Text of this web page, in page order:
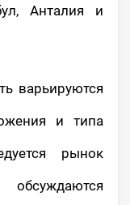
Анталия и
варьируются
и типа
рынок